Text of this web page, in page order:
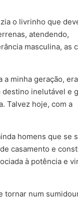
o livrinho que
atendendo,
masculina, as
minha geração,
inelutável e
Talvez hoje, com a
homens que se
casamento e
à potência e
tornar num